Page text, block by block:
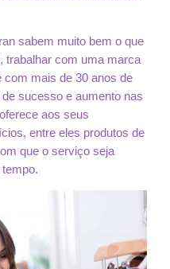
sabem muito bem o que
trabalhar com uma marca
com mais de 30 anos de
sucesso e aumento nas
aos seus
entre eles produtos de
que o serviço seja